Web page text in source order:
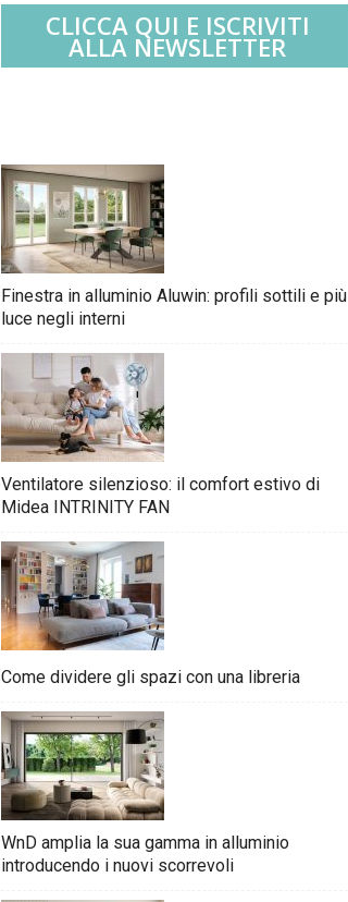
CLICCA QUI E ISCRIVITI
ALLA NEWSLETTER
Finestra in alluminio Aluwin: profili sottili e più
luce negli interni
Ventilatore silenzioso: il comfort estivo di
Midea INTRINITY FAN
Come dividere gli spazi con una libreria
WnD amplia la sua gamma in alluminio
introducendo i nuovi scorrevoli